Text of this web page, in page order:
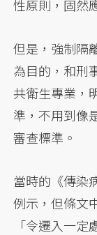
性原則，固然
但是，強制隔
為目的，和刑
共衛生專業，
準，不用到像
審查標準。
當時的《傳染
例示，但條文
「令遷入一